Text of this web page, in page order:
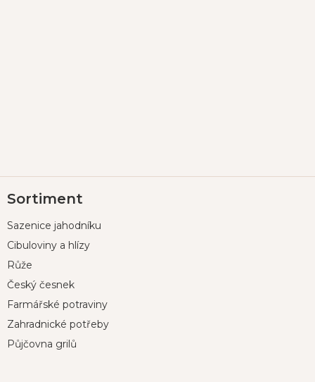
á
a
Sortiment
Sazenice jahodníku
Cibuloviny a hlízy
Růže
Český česnek
Farmářské potraviny
Zahradnické potřeby
Půjčovna grilů